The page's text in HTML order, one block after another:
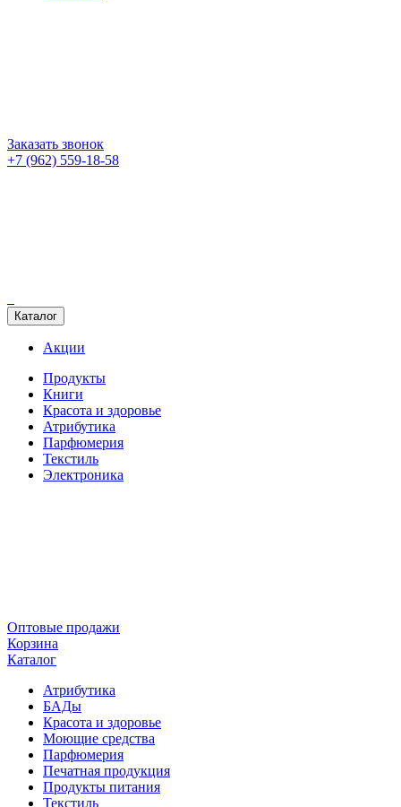
Заказать звонок
+7 (962) 559-18-58
Каталог
Акции
Продукты
Книги
Красота и здоровье
Атрибутика
Парфюмерия
Текстиль
Электроника
Оптовые продажи
Корзина
Каталог
Атрибутика
БАДы
Красота и здоровье
Моющие средства
Парфюмерия
Печатная продукция
Продукты питания
Текстиль